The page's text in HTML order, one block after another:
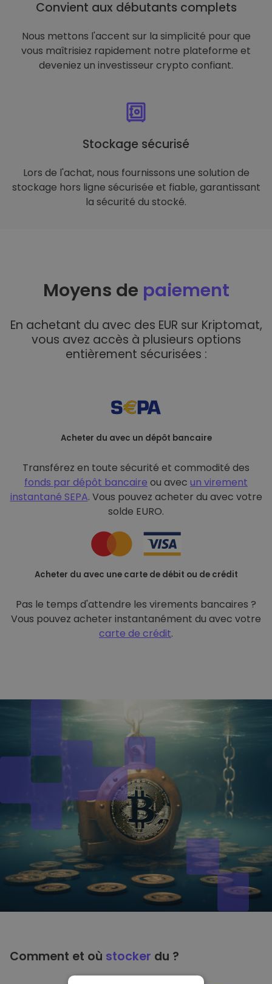
Convient aux débutants complets
Nous mettons l'accent sur la simplicité pour que
vous maîtrisiez rapidement notre plateforme et
deveniez un investisseur crypto confiant.
Stockage sécurisé
Lors de l'achat, nous fournissons une solution de
stockage hors ligne sécurisée et fiable, garantissant
la sécurité du stocké.
Moyens de paiement
En achetant du avec des EUR sur Kriptomat,
vous avez accès à plusieurs options
entièrement sécurisées :
Acheter du avec un dépôt bancaire
Transférez en toute sécurité et commodité des
fonds par dépôt bancaire ou avec un virement
instantané SEPA. Vous pouvez acheter du avec votre
solde EURO.
Acheter du avec une carte de débit ou de crédit
Pas le temps d'attendre les virements bancaires ?
Vous pouvez acheter instantanément du avec votre
carte de crédit.
Comment et où stocker du ?